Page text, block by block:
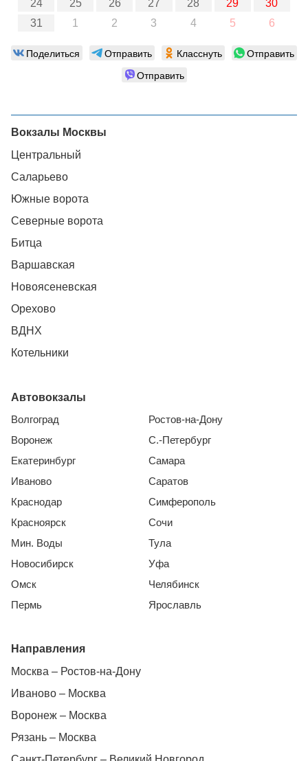
24
25 26 27 28 29
30
31
1 2 3 4 5 6
Поделиться Отправить Класснуть
Отправить
Отправить
Вокзалы Москвы
Центральный
Саларьево
Южные ворота
Северные ворота
Битца
Варшавская
Новоясеневская
Орехово
ВДНХ
Котельники
Автовокзалы
Волгоград
Воронеж
Екатеринбург
Иваново
Краснодар
Красноярск
Мин. Воды
Новосибирск
Омск
Пермь
Ростов-на-Дону
С.-Петербург
Самара
Саратов
Симферополь
Сочи
Тула
Уфа
Челябинск
Ярославль
Направления
Москва – Ростов-на-Дону
Иваново – Москва
Воронеж – Москва
Рязань – Москва